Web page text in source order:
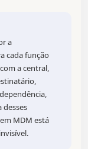
a
cada função
a central,
desses
MDM está